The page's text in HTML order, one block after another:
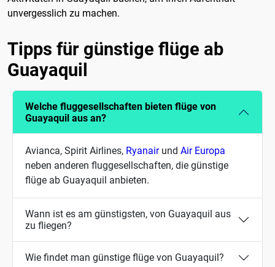
unvergesslich zu machen.
Tipps für günstige flüge ab
Guayaquil
Welche fluggesellschaften bieten flüge von
Guayaquil aus an?
Avianca, Spirit Airlines, Ryanairund Air Europa
neben anderen fluggesellschaften, die günstige
flüge ab Guayaquil anbieten.
Wann ist es am günstigsten, von Guayaquil aus
zu fliegen?
Wie findet man günstige flüge von Guayaquil?